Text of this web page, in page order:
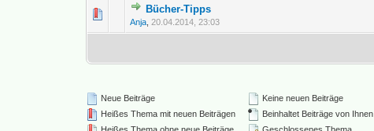
Bücher-Tipps
Anja ,20.04.2014, 23:03
Neue Beiträge
Heißes Thema mit neuen Beiträgen
Keine neuen Beiträge
Beinhaltet Beiträge von Ihnen